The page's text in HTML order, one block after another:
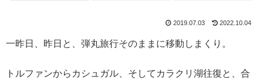
2019.07.03 2022.10.04
一昨日、昨日と、弾丸旅行そのままに移動しまくり。
トルファンからカシュガル、そしてカラクリ湖往復と、合